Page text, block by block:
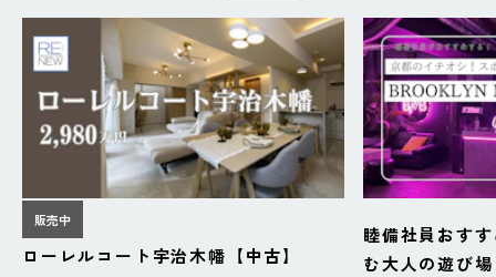
販売中
ローレルコート宇治木幡【中古】
睦備社員おす
む大人の遊び